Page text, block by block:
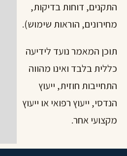
התקנים, דוחות בדיקות,
מחירונים, הוראות שימוש).
תוכן המאמר נועד לידיעה
כללית בלבד ואינו מהווה
התחייבות חוזית, ייעוץ
הנדסי, ייעוץ רפואי או ייעוץ
מקצועי אחר.